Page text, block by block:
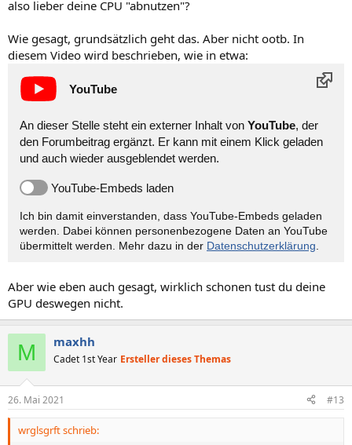
also lieber deine CPU "abnutzen"?
Wie gesagt, grundsätzlich geht das. Aber nicht ootb. In
diesem Video wird beschrieben, wie in etwa:
YouTube
An dieser Stelle steht ein externer Inhalt von YouTube, der
den Forumbeitrag ergänzt. Er kann mit einem Klick geladen
und auch wieder ausgeblendet werden.
YouTube-Embeds laden
Ich bin damit einverstanden, dass YouTube-Embeds geladen
werden. Dabei können personen­bezogene Daten an YouTube
übermittelt werden. Mehr dazu in der Datenschutzerklärung
Aber wie eben auch gesagt, wirklich schonen tust du deine
GPU deswegen nicht.
M maxhh
Cadet 1st Year Ersteller dieses Themas
26. Mai 2021 #13
wrglsgrft schrieb: